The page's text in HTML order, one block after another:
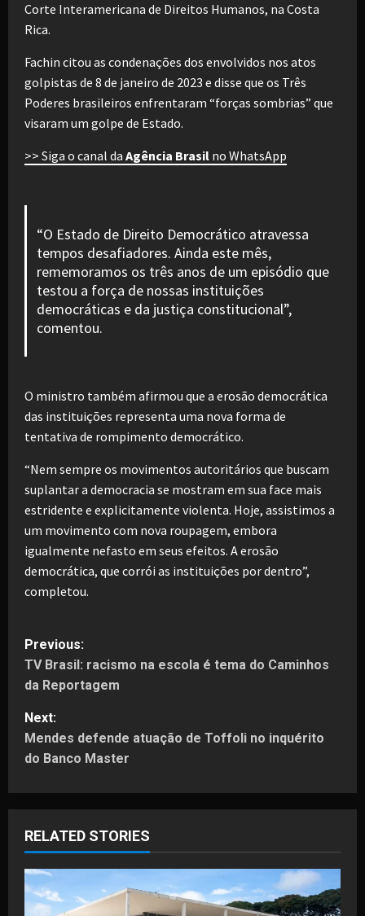
Corte Interamericana de Direitos Humanos, na Costa
Rica.
Fachin citou as condenações dos envolvidos nos atos
golpistas de 8 de janeiro de 2023 e disse que os Três
Poderes brasileiros enfrentaram “forças sombrias” que
visaram um golpe de Estado.
>> Siga o canal da Agência Brasil no WhatsApp
“O Estado de Direito Democrático atravessa
tempos desafiadores. Ainda este mês,
rememoramos os três anos de um episódio que
testou a força de nossas instituições
democráticas e da justiça constitucional”,
comentou.
O ministro também afirmou que a erosão democrática
das instituições representa uma nova forma de
tentativa de rompimento democrático.
“Nem sempre os movimentos autoritários que buscam
suplantar a democracia se mostram em sua face mais
estridente e explicitamente violenta. Hoje, assistimos a
um movimento com nova roupagem, embora
igualmente nefasto em seus efeitos. A erosão
democrática, que corrói as instituições por dentro”,
completou.
P
o
s
t
a
v
i
Previous:
TV Brasil: racismo na escola é tema do Caminhos
da Reportagem
Next:
Mendes defende atuação de Toffoli no inquérito
do Banco Master
RELATED STORIES